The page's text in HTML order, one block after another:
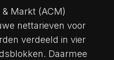
Markt (ACM)
nettarieven voor
verdeeld in vier
Daarmee